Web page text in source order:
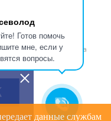
Готов помочь
мне, если у
вопросы.
права защищены.
на данном сайте,
гиперссылки на
данные службам